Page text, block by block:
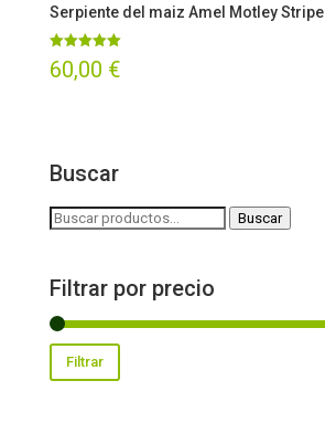
Serpiente del maiz Amel Motley Stripe
Valorado
con
60,00 €
Buscar
Buscar
Buscar
Filtrar por precio
Filtrar